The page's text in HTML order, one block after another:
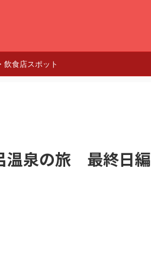
飲食店スポット
温泉の旅 最終日編